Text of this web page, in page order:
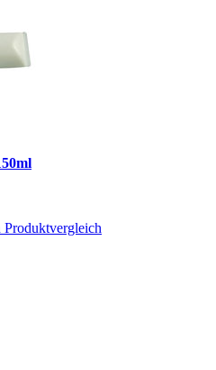
Produktvergleich